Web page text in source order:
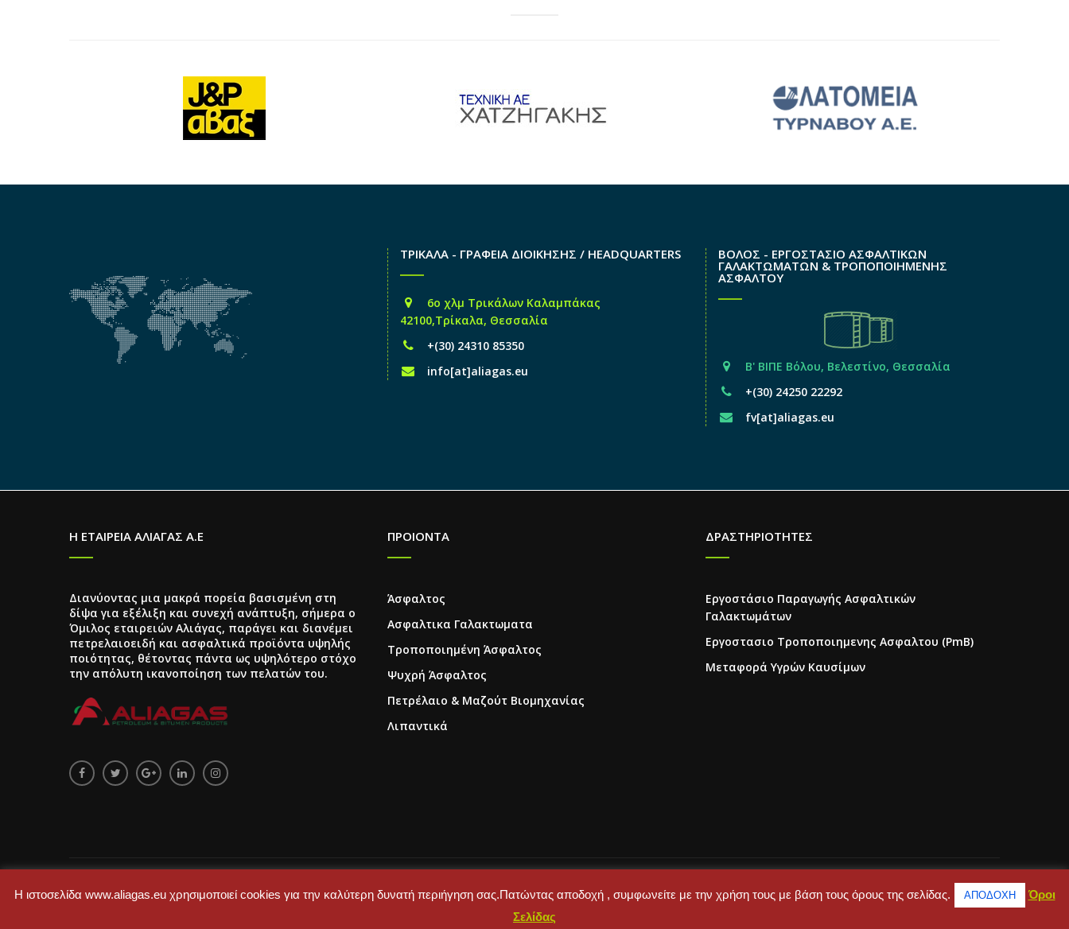
ΤΡΙΚΑΛΑ - ΓΡΑΦΕΙΑ ΔΙΟΙΚΗΣΗΣ / HEADQUARTERS
6o χλμ Τρικάλων Καλαμπάκας
42100,Τρίκαλα, Θεσσαλία
+(30) 24310 85350
info[at]aliagas.eu
ΒΟΛΟΣ - ΕΡΓΟΣΤΑΣΙΟ ΑΣΦΑΛΤΙΚΩΝ
ΓΑΛΑΚΤΩΜΑΤΩΝ & ΤΡΟΠΟΠΟΙΗΜΕΝΗΣ
ΑΣΦΑΛΤΟΥ
Β' ΒΙΠΕ Βόλου, Βελεστίνο, Θεσσαλία
+(30) 24250 22292
fv[at]aliagas.eu
Η ΕΤΑΙΡΕΙΑ ΑΛΙΑΓΑΣ Α.Ε
Διανύοντας μια μακρά πορεία βασισμένη στη
δίψα για εξέλιξη και συνεχή ανάπτυξη, σήμερα ο
Όμιλος εταιρειών Αλιάγας, παράγει και διανέμει
πετρελαιοειδή και ασφαλτικά προϊόντα υψηλής
ποιότητας, θέτοντας πάντα ως υψηλότερο στόχο
την απόλυτη ικανοποίηση των πελατών του.
ΠΡΟΙΟΝΤΑ
Άσφαλτος
Ασφαλτικα Γαλακτωματα
Τροποποιημένη Άσφαλτος
Ψυχρή Άσφαλτος
Πετρέλαιο & Μαζούτ Βιομηχανίας
Λιπαντικά
ΔΡΑΣΤΗΡΙΟΤΗΤΕΣ
Εργοστάσιο Παραγωγής Ασφαλτικών
Γαλακτωμάτων
Εργοστασιο Τροποποιημενης Ασφαλτου (PmB)
Μεταφορά Υγρών Καυσίμων
Designed with extra love byLoukas Vavitsas, Powered by Aliagas S.A Η Εταιρεία Επικοινωνία
Η ιστοσελίδα www.aliagas.eu χρησιμοποιεί cookies για την καλύτερη δυνατή περιήγηση σας.Πατώντας αποδοχή , συμφωνείτε με την χρήση τους με βάση τους όρους της σελίδας. ΑΠΟΔΟΧΗ
Όροι
Σελίδας